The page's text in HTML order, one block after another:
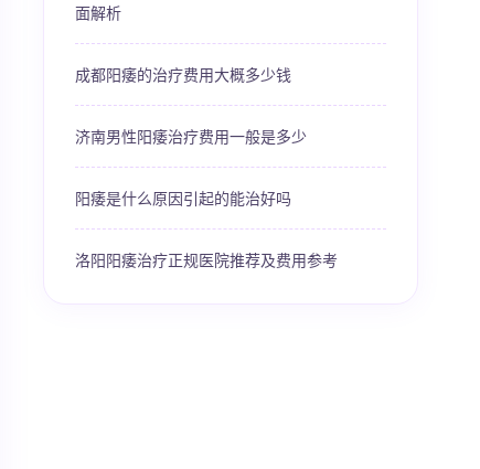
面解析
成都阳痿的治疗费用大概多少钱
济南男性阳痿治疗费用一般是多少
阳痿是什么原因引起的能治好吗
洛阳阳痿治疗正规医院推荐及费用参考